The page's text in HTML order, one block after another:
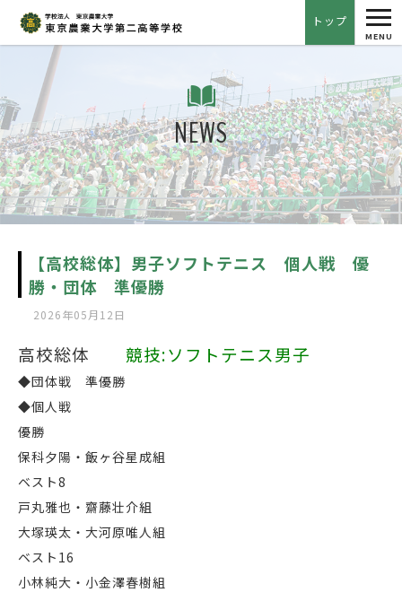
トップ
MENU
NEWS
【高校総体】男子ソフトテニス 個人戦 優
勝・団体 準優勝
2026年05月12日
高校総体 競技:ソフトテニス男子
◆団体戦 準優勝
◆個人戦
優勝
保科夕陽・飯ヶ谷星成組
ベスト8
戸丸雅也・齋藤壮介組
大塚瑛太・大河原唯人組
ベスト16
小林純大・小金澤春樹組